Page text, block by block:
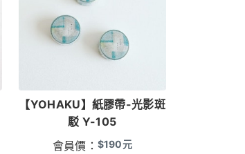
【YOHAKU】紙膠帶-光影斑
駁 Y-105
會員價： $190元